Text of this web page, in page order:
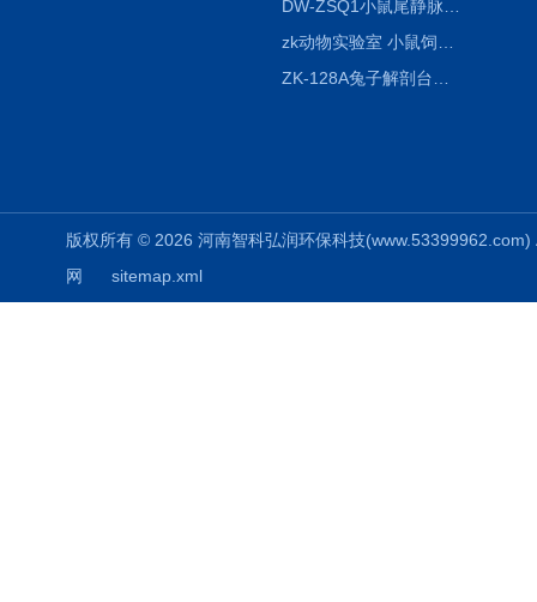
版权所有 © 2026 河南智科弘润环保科技
网
sitemap.xml